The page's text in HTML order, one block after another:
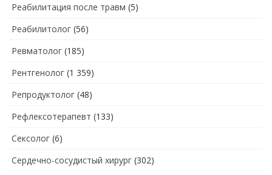
Реабилитация после травм (5)
Реабилитолог (56)
Ревматолог (185)
Рентгенолог (1 359)
Репродуктолог (48)
Рефлексотерапевт (133)
Сексолог (6)
Сердечно-сосудистый хирург (302)